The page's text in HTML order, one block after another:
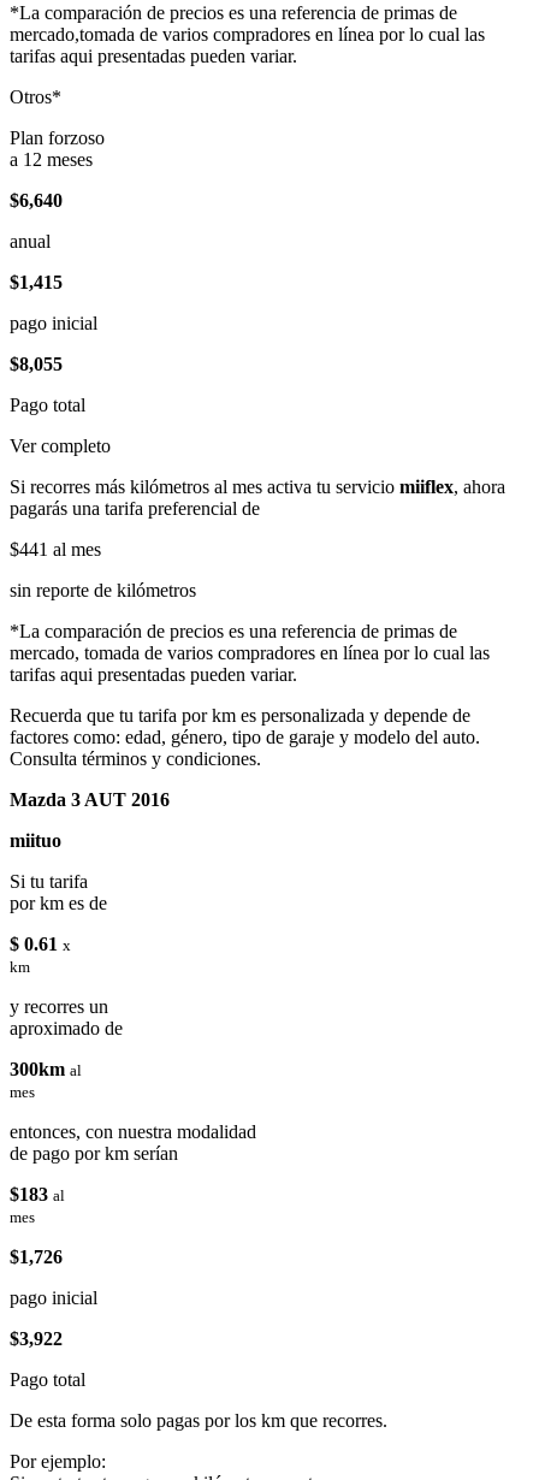
*La comparación de precios es una referencia de primas de
mercado,tomada de varios compradores en línea por lo cual las
tarifas aqui presentadas pueden variar.
Otros*
Plan forzoso
a 12 meses
$6,640
anual
$1,415
pago inicial
$8,055
Pago total
Ver completo
Si recorres más kilómetros al mes activa tu servicio miiflex, ahora
pagarás una tarifa preferencial de
$441 al mes
sin reporte de kilómetros
*La comparación de precios es una referencia de primas de
mercado, tomada de varios compradores en línea por lo cual las
tarifas aqui presentadas pueden variar.
Recuerda que tu tarifa por km es personalizada y depende de
factores como: edad, género, tipo de garaje y modelo del auto.
Consulta términos y condiciones.
Mazda 3 AUT 2016
miituo
Si tu tarifa
por km es de
$ 0.61 x
km
y recorres un
aproximado de
300km al
mes
entonces, con nuestra modalidad
de pago por km serían
$183 al
mes
$1,726
pago inicial
$3,922
Pago total
De esta forma solo pagas por los km que recorres.
Por ejemplo: